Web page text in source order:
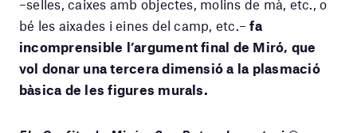
–selles, caixes amb objectes, molins de mà, etc., o
bé les aixades i eines del camp, etc.– fa
incomprensible l’argument final de Miró, que
vol donar una tercera dimensió a la plasmació
bàsica de les figures murals.